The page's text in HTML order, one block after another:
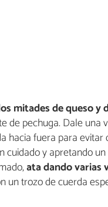
mitades de queso y
de pechuga. Dale una
hacia fuera para evitar
cuidado y apretando
ata dando varias
un trozo de cuerda